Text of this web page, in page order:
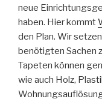
neue
haben. Hier kommt
den Plan. Wir
benötigten Sachen
Tapeten können
wie auch Holz,